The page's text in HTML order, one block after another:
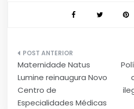
Navegação
de
Post
Maternidade Natus
Lumine reinaugura Novo
Centro de
Especialidades Médicas